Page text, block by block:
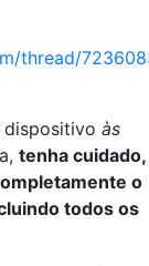
thread/
dispositivo às
tenha cuidado,
o
todos os